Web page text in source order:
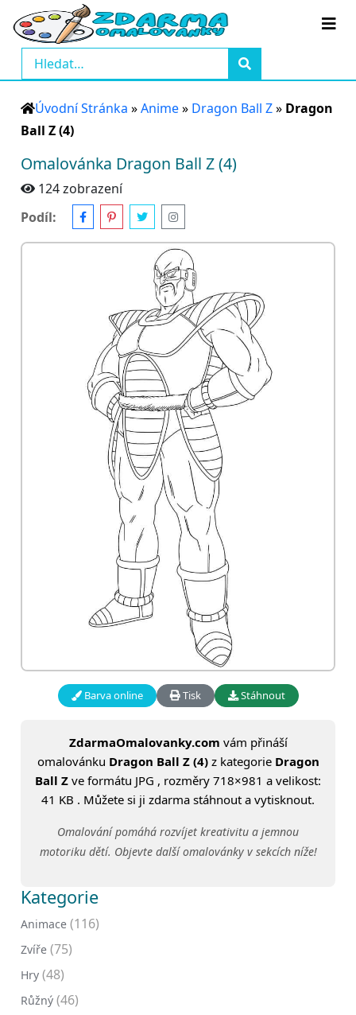
Úvodní Stránka »Anime» Dragon Ball Z» Dragon
Ball Z (4)
Omalovánka Dragon Ball Z (4)
124 zobrazení
Podíl:
Barva online Tisk Stáhnout
ZdarmaOmalovanky.com vám přináší
omalovánku Dragon Ball Z (4)z kategorie Dragon
Ball Z ve formátu JPG , rozměry 718×981 a velikost:
41 KB . Můžete si ji zdarma stáhnout a vytisknout.
Omalování pomáhá rozvíjet kreativitu a jemnou
motoriku dětí. Objevte další omalovánky v sekcích níže!
Kategorie
Animace (116)
Zvíře (75)
Hry (48)
Růžný (46)